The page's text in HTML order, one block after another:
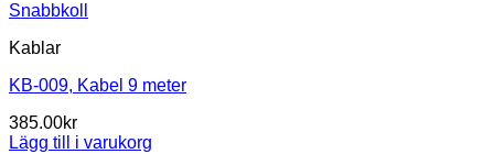
Snabbkoll
Kablar
KB-009, Kabel 9 meter
385.00kr
Lägg till i varukorg